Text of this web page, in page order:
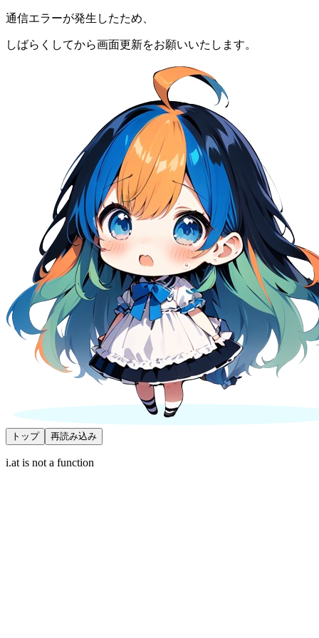
通信エラーが発生したため、
しばらくしてから画面更新をお願いいたします。
トップ 再読み込み
i.at is not a function